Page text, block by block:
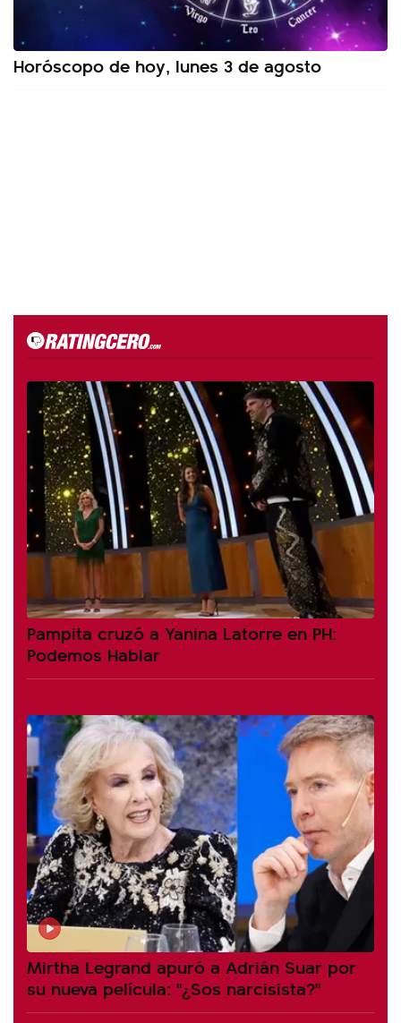
Horóscopo de hoy, lunes 3 de agosto
Pampita cruzó a Yanina Latorre en PH:
Podemos Hablar
Mirtha Legrand apuró a Adrián Suar por
su nueva película: "¿Sos narcisista?"